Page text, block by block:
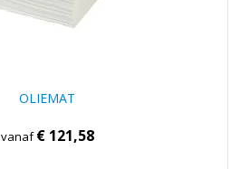
OLIEMAT
vanaf€ 121,58